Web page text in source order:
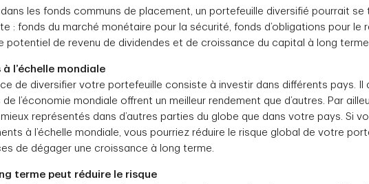
les fonds communs de placement, un portefeuille diversifié pourrait se
: fonds du marché monétaire pour la sécurité, fonds d’obligations pour le
potentiel de revenu de dividendes et de croissance du capital à long terme.
l’échelle mondiale
de diversifier votre portefeuille consiste à investir dans différents pays. Il
l’économie mondiale offrent un meilleur rendement que d’autres. Par
représentés dans d’autres parties du globe que dans votre pays. Si
à l’échelle mondiale, vous pourriez réduire le risque global de votre
de dégager une croissance à long terme.
terme peut réduire le risque